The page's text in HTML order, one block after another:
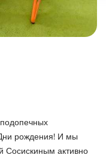
рождения! И мы
Сосискиным активно